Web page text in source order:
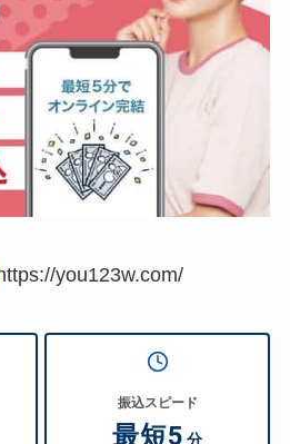
you123w.com/
振込スピード
最短5 分